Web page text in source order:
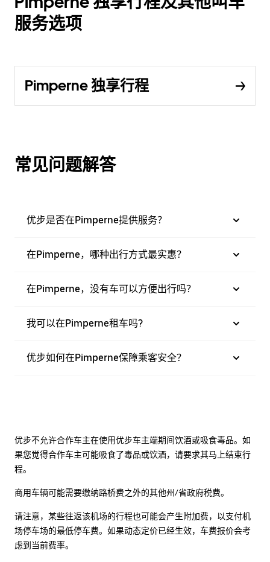
服务选项
Pimperne 独享行程
常见问题解答
优步是否在Pimperne提供服务？
在Pimperne，哪种出行方式最实惠？
在Pimperne，没有车可以方便出行吗？
我可以在Pimperne租车吗?
优步如何在Pimperne保障乘客安全？
优步不允许合作车主在使用优步车主端期间饮酒或吸食毒品。如
果您觉得合作车主可能吸食了毒品或饮酒，请要求其马上结束行
程。
商用车辆可能需要缴纳路桥费之外的其他州/省政府税费。
请注意，某些往返该机场的行程也可能会产生附加费，以支付机
场停车场的最低停车费。如果动态定价已经生效，车费报价会考
虑到当前费率。